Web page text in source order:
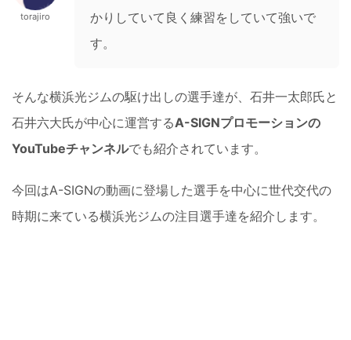
torajiro
かりしていて良く練習をしていて強いで
す。
そんな横浜光ジムの駆け出しの選手達が、石井一太郎氏と
石井六大氏が中心に運営するA-SIGNプロモーションの
YouTubeチャンネルでも紹介されています。
今回はA-SIGNの動画に登場した選手を中心に世代交代の
時期に来ている横浜光ジムの注目選手達を紹介します。